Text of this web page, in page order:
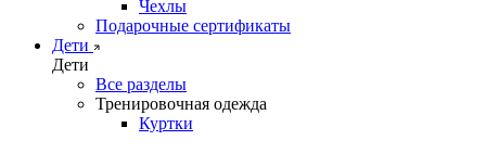
Чехлы
Подарочные сертификаты
Дети
Дети
Все разделы
Тренировочная одежда
Куртки